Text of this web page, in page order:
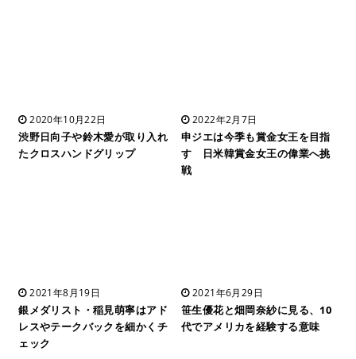
2020年10月22日
渋野日向子や鈴木愛が取り入れ
たクロスハンドグリップ
2022年2月7日
申ジエは今季も賞金女王を目指
す 日米韓賞金女王の偉業へ挑
戦
2021年8月19日
銀メダリスト・稲見萌寧はアド
レスやテークバックを細かくチ
ェック
2021年6月29日
笹生優花と畑岡奈紗に見る、10
代でアメリカを経験する意味